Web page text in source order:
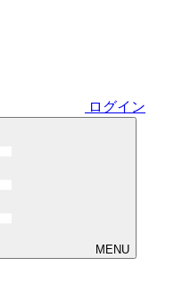
ログイン
MENU